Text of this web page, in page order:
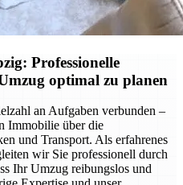
Professionelle
optimal zu planen
an Aufgaben verbunden –
Immobilie über die
und Transport. Als erfahrenes
wir Sie professionell durch
Ihr Umzug reibungslos und